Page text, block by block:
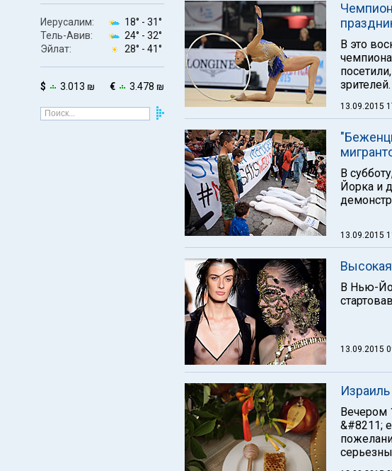
Иерусалим: 18° - 31°
Тель-Авив:
24° - 32°
Эйлат:
28° - 41°
$ 3.013 ₪ € 3.478 ₪
В это
зрителей.
13.09.2015
В
Йорка и
13.09.2015
В Нью-
13.09.2015
Вечером
&#8211;